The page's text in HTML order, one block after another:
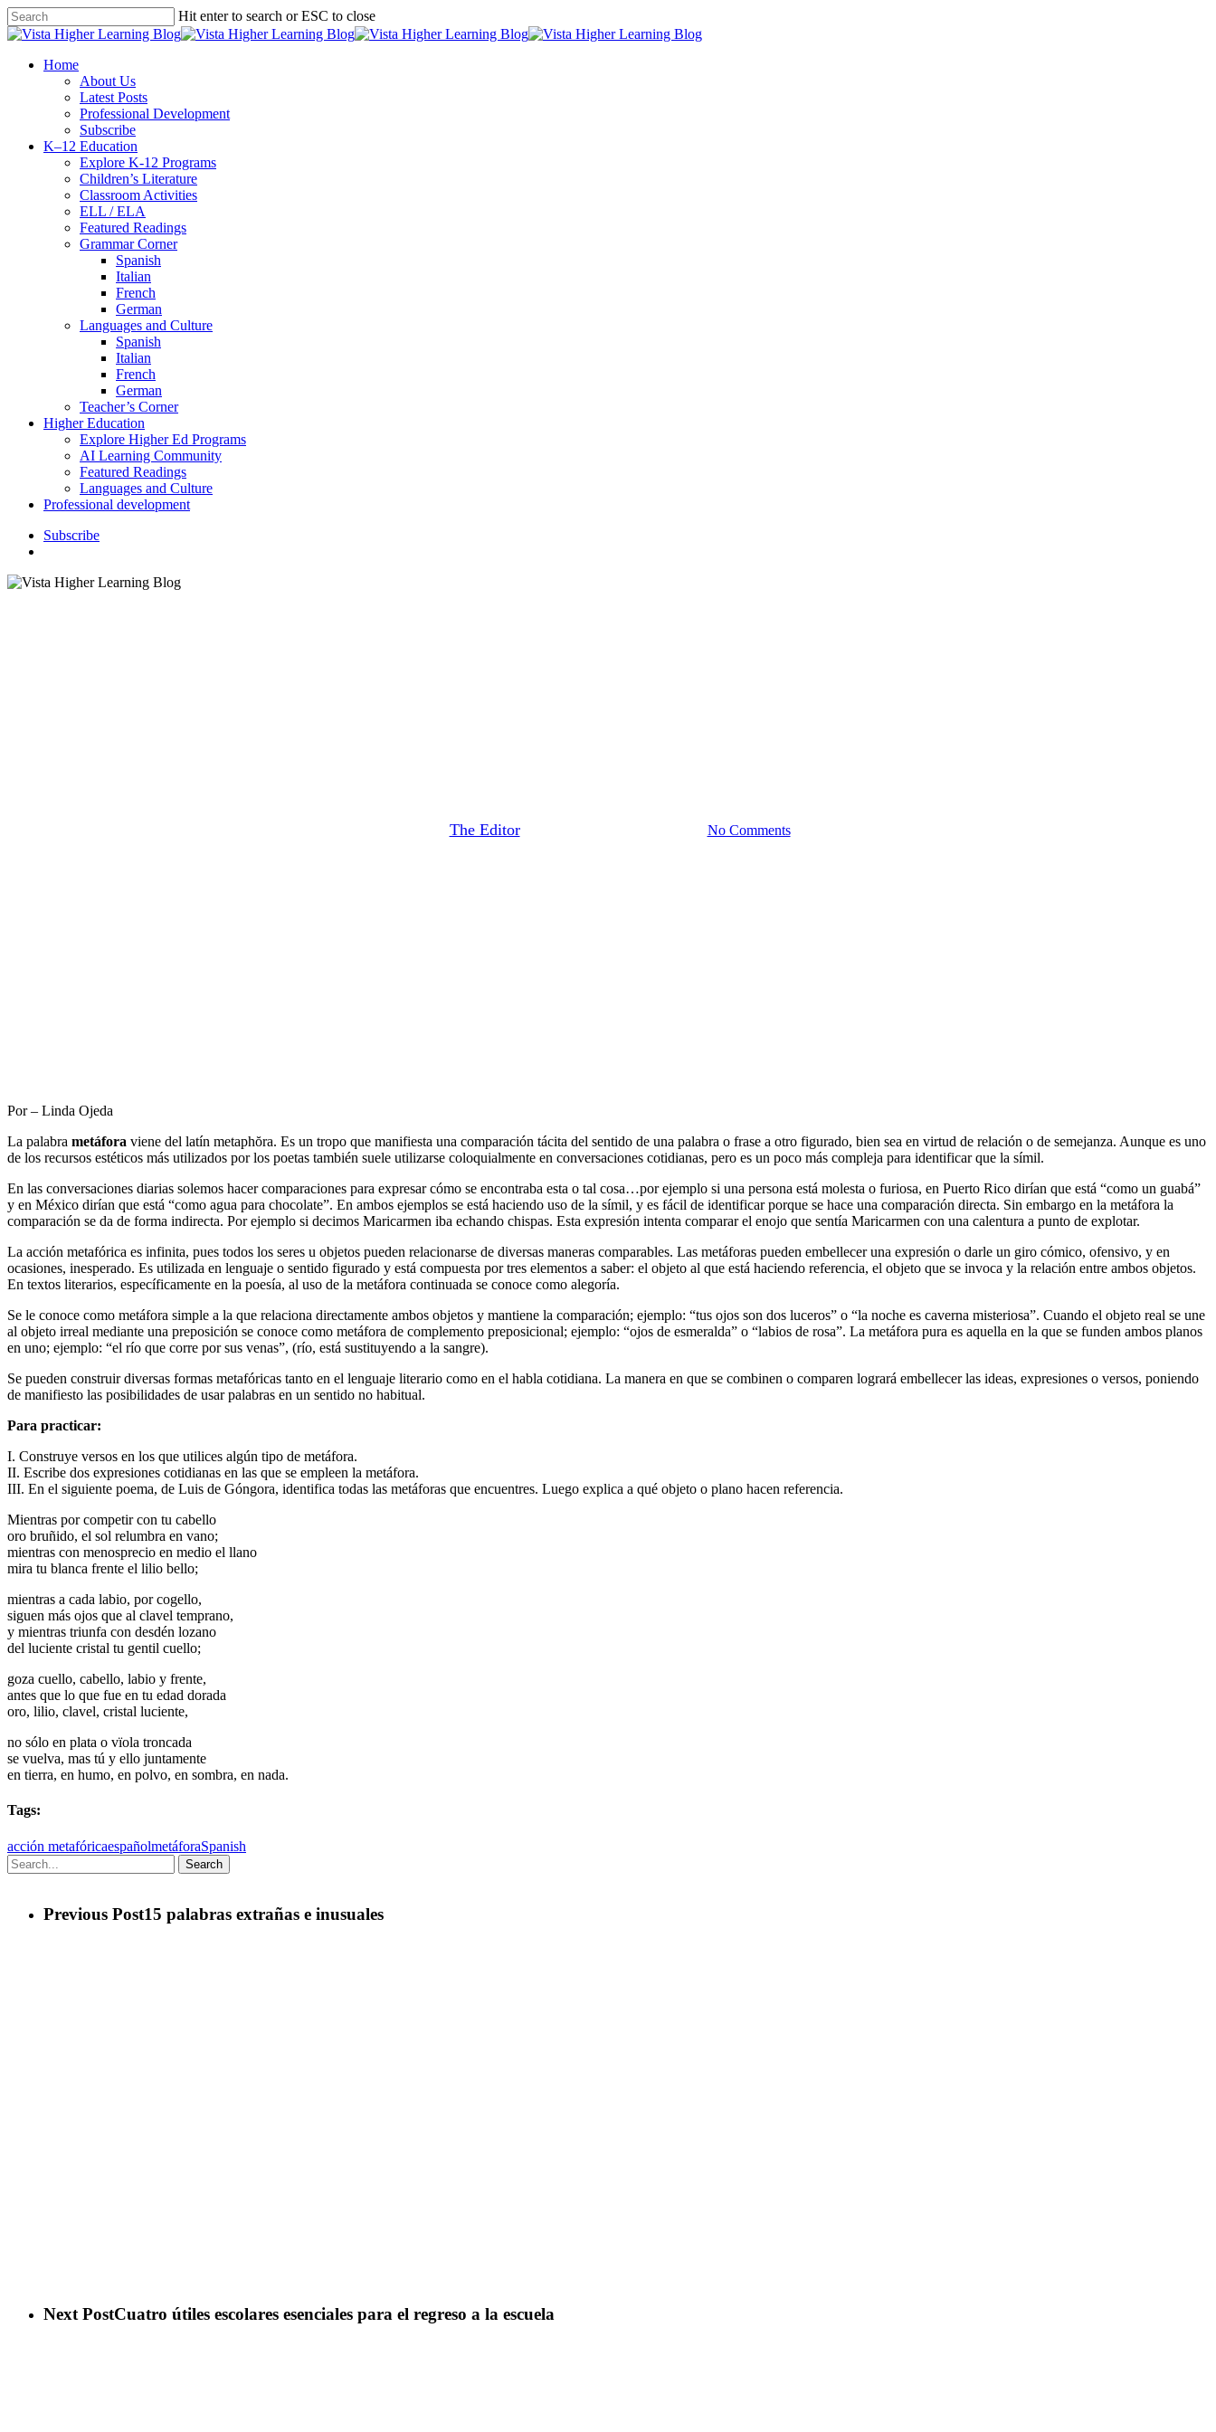
Skip
to
content
Hit enter to search or ESC to close
Close
search
Menu
Home
About Us
Latest Posts
Professional Development
Subscribe
K–12 Education
Explore K-12 Programs
Children’s Literature
Classroom Activities
ELL / ELA
Featured Readings
Grammar Corner
Spanish
Italian
French
German
Languages and Culture
Spanish
Italian
French
German
Teacher’s Corner
Higher Education
Explore Higher Ed Programs
AI Learning Community
Featured Readings
Languages and Culture
Professional development
Subscribe
The EditorAugust 24, 2019 No Comments
Por – Linda Ojeda
La palabra metáfora viene del latín metaphŏra. Es un tropo que manifiesta una comparación tácita del sentido de una palabra o frase a otro figurado, bien sea en virtud de relación o de semejanza. Aunque es uno
de los recursos estéticos más utilizados por los poetas también suele utilizarse coloquialmente en conversaciones cotidianas, pero es un poco más compleja para identificar que la símil.
En las conversaciones diarias solemos hacer comparaciones para expresar cómo se encontraba esta o tal cosa…por ejemplo si una persona está molesta o furiosa, en Puerto Rico dirían que está “como un guabá”
y en México dirían que está “como agua para chocolate”. En ambos ejemplos se está haciendo uso de la símil, y es fácil de identificar porque se hace una comparación directa. Sin embargo en la metáfora la
comparación se da de forma indirecta. Por ejemplo si decimos Maricarmen iba echando chispas. Esta expresión intenta comparar el enojo que sentía Maricarmen con una calentura a punto de explotar.
La acción metafórica es infinita, pues todos los seres u objetos pueden relacionarse de diversas maneras comparables. Las metáforas pueden embellecer una expresión o darle un giro cómico, ofensivo, y en
ocasiones, inesperado. Es utilizada en lenguaje o sentido figurado y está compuesta por tres elementos a saber: el objeto al que está haciendo referencia, el objeto que se invoca y la relación entre ambos objetos.
En textos literarios, específicamente en la poesía, al uso de la metáfora continuada se conoce como alegoría.
Se le conoce como metáfora simple a la que relaciona directamente ambos objetos y mantiene la comparación; ejemplo: “tus ojos son dos luceros” o “la noche es caverna misteriosa”. Cuando el objeto real se une
al objeto irreal mediante una preposición se conoce como metáfora de complemento preposicional; ejemplo: “ojos de esmeralda” o “labios de rosa”. La metáfora pura es aquella en la que se funden ambos planos
en uno; ejemplo: “el río que corre por sus venas”, (río, está sustituyendo a la sangre).
Se pueden construir diversas formas metafóricas tanto en el lenguaje literario como en el habla cotidiana. La manera en que se combinen o comparen logrará embellecer las ideas, expresiones o versos, poniendo
de manifiesto las posibilidades de usar palabras en un sentido no habitual.
Para practicar:
I. Construye versos en los que utilices algún tipo de metáfora.
II. Escribe dos expresiones cotidianas en las que se empleen la metáfora.
III. En el siguiente poema, de Luis de Góngora, identifica todas las metáforas que encuentres. Luego explica a qué objeto o plano hacen referencia.
Mientras por competir con tu cabello
oro bruñido, el sol relumbra en vano;
mientras con menosprecio en medio el llano
mira tu blanca frente el lilio bello;
mientras a cada labio, por cogello,
siguen más ojos que al clavel temprano,
y mientras triunfa con desdén lozano
del luciente cristal tu gentil cuello;
goza cuello, cabello, labio y frente,
antes que lo que fue en tu edad dorada
oro, lilio, clavel, cristal luciente,
no sólo en plata o vïola troncada
se vuelva, mas tú y ello juntamente
en tierra, en humo, en polvo, en sombra, en nada.
Tags:
acción metafóricaespañolmetáforaSpanish
Search
Previous Post15 palabras extrañas e inusuales
Next PostCuatro útiles escolares esenciales para el regreso a la escuela